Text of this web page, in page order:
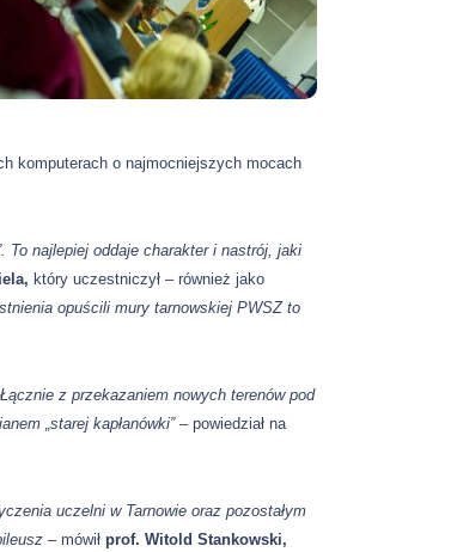
komputerach o najmocniejszych mocach
To najlepiej oddaje charakter i nastrój, jaki
który uczestniczył – również jako
opuścili mury tarnowskiej PWSZ to
z przekazaniem nowych terenów pod
„starej kapłanówki” –powiedział na
uczelni w Tarnowie oraz pozostałym
–mówiłprof. Witold Stankowski,